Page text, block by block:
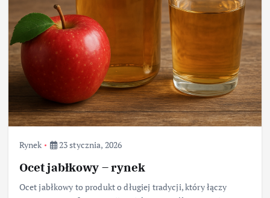
Rynek 23 stycznia, 2026
Ocet jabłkowy – rynek
Ocet jabłkowy to produkt o długiej tradycji, który łączy